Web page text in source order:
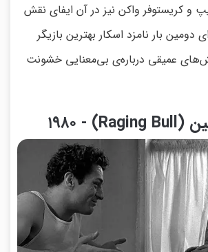
و کریستوفر واکن نیز در آن ایفای نقش
دومین بار نامزد اسکار بهترین بازیگر
عمیقی درباره‌ی بی‌معنایی خشونت